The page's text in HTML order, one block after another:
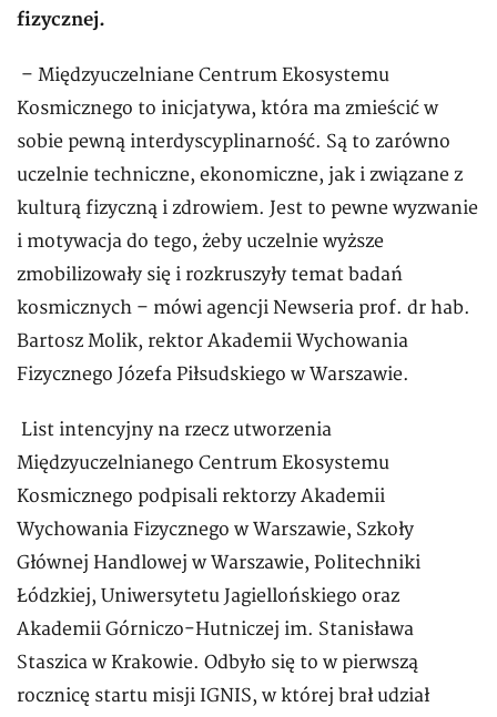
fizycznej.
– Międzyuczelniane Centrum Ekosystemu
Kosmicznego to inicjatywa, która ma zmieścić w
sobie pewną interdyscyplinarność. Są to zarówno
uczelnie techniczne, ekonomiczne, jak i związane z
kulturą fizyczną i zdrowiem. Jest to pewne wyzwanie
i motywacja do tego, żeby uczelnie wyższe
zmobilizowały się i rozkruszyły temat badań
kosmicznych – mówi agencji Newseria prof. dr hab.
Bartosz Molik, rektor Akademii Wychowania
Fizycznego Józefa Piłsudskiego w Warszawie.
List intencyjny na rzecz utworzenia
Międzyuczelnianego Centrum Ekosystemu
Kosmicznego podpisali rektorzy Akademii
Wychowania Fizycznego w Warszawie, Szkoły
Głównej Handlowej w Warszawie, Politechniki
Łódzkiej, Uniwersytetu Jagiellońskiego oraz
Akademii Górniczo-Hutniczej im. Stanisława
Staszica w Krakowie. Odbyło się to w pierwszą
rocznicę startu misji IGNIS, w której brał udział